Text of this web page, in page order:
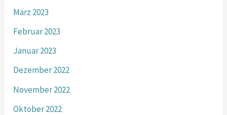
März 2023
Februar 2023
Januar 2023
Dezember 2022
November 2022
Oktober 2022